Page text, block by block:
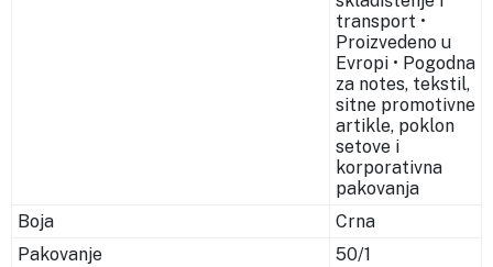
transport •
Proizvedeno u
Evropi • Pogodna
za notes, tekstil,
sitne promotivne
artikle, poklon
setove i
korporativna
pakovanja
Boja
Crna
Pakovanje
50/1